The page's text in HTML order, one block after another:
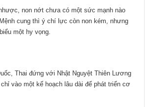
non nớt chưa có một sức mạnh nào
cung thì ý chí lực còn non kém, nhưng
một hy vọng.
Thai đứng với Nhật Nguyệt Thiên Lương
vào một kế hoạch lâu dài để phát triển cơ